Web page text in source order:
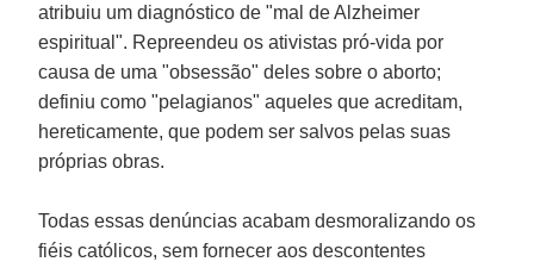
atribuiu um diagnóstico de "mal de Alzheimer
espiritual". Repreendeu os ativistas pró-vida por
causa de uma "obsessão" deles sobre o aborto;
definiu como "pelagianos" aqueles que acreditam,
hereticamente, que podem ser salvos pelas suas
próprias obras.
Todas essas denúncias acabam desmoralizando os
fiéis católicos, sem fornecer aos descontentes